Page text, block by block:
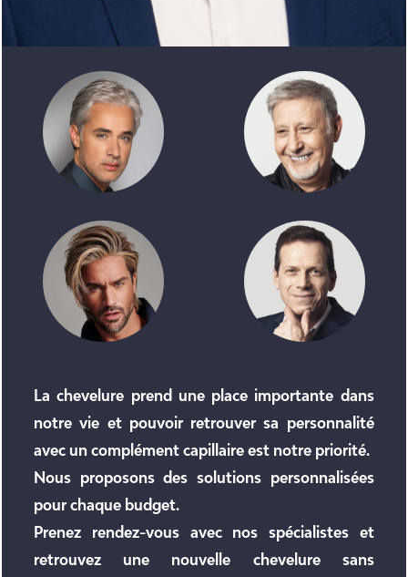
La chevelure prend une place importante dans
notre vie et pouvoir retrouver sa personnalité
avec un complément capillaire est notre priorité.
Nous proposons des solutions personnalisées
pour chaque budget.
Prenez rendez-vous avec nos spécialistes et
retrouvez une nouvelle chevelure sans